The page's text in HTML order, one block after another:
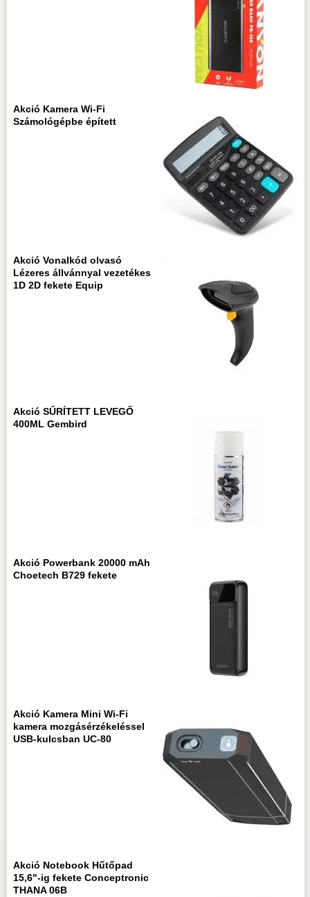
Akció Kamera Wi-Fi
Számológépbe épített
Akció Vonalkód olvasó
Lézeres állvánnyal vezetékes
1D 2D fekete Equip
Akció SŰRÍTETT LEVEGŐ
400ML Gembird
Akció Powerbank 20000 mAh
Choetech B729 fekete
Akció Kamera Mini Wi-Fi
kamera mozgásérzékeléssel
USB-kulcsban UC-80
Akció Notebook Hűtőpad
15,6"-ig fekete Conceptronic
THANA 06B